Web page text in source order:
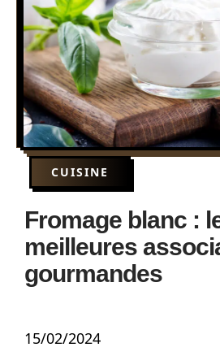
CUISINE
Fromage blanc :
meilleures
gourmandes
15/02/2024